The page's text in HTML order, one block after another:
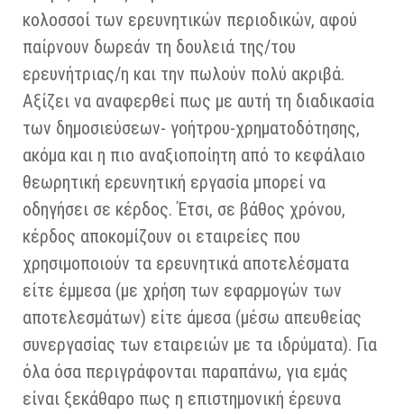
κολοσσοί των ερευνητικών περιοδικών, αφού
παίρνουν δωρεάν τη δουλειά της/του
ερευνήτριας/η και την πωλούν πολύ ακριβά.
Αξίζει να αναφερθεί πως με αυτή τη διαδικασία
των δημοσιεύσεων- γοήτρου-χρηματοδότησης,
ακόμα και η πιο αναξιοποίητη από το κεφάλαιο
θεωρητική ερευνητική εργασία μπορεί να
οδηγήσει σε κέρδος. Έτσι, σε βάθος χρόνου,
κέρδος αποκομίζουν οι εταιρείες που
χρησιμοποιούν τα ερευνητικά αποτελέσματα
είτε έμμεσα (με χρήση των εφαρμογών των
αποτελεσμάτων) είτε άμεσα (μέσω απευθείας
συνεργασίας των εταιρειών με τα ιδρύματα). Για
όλα όσα περιγράφονται παραπάνω, για εμάς
είναι ξεκάθαρο πως η επιστημονική έρευνα